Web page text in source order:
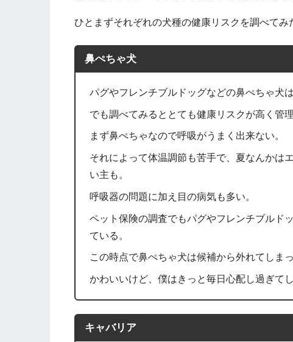
ひとまずそれぞれの犬種の健康リスクを調べてみ
鼻ぺちゃ犬
パグやフレンチブルドッグなどの鼻ぺちゃ犬
でも調べてみるととても健康リスクが高く管理
まず鼻ぺちゃなので呼吸がうまく出来ない。
それによって体温調節も苦手で、夏なんかは
い主も。
呼吸器の問題に加え目の病気も多い。
ペット保険の調査でもパグやフレンチブルド
ている。
この時点で鼻ぺちゃ犬は候補から外れてしまっ
かわいいけど、僕はきっと毎日心配し過ぎて
キャバリア